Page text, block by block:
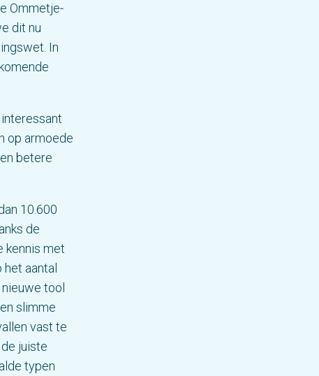
Ommetje-
dit nu
In
op armoede
betere
10.600
de
kennis met
aantal
tool
slimme
vast te
juiste
typen